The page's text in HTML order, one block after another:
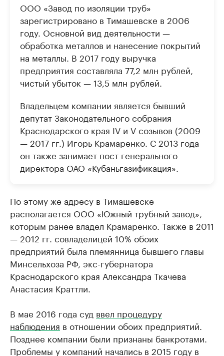
ООО «Завод по изоляции труб»
зарегистрировано в Тимашевске в 2006
году. Основной вид деятельности —
обработка металлов и нанесение покрытий
на металлы. В 2017 году выручка
предприятия составляла 77,2 млн рублей,
чистый убыток — 13,5 млн рублей.
Владельцем компании является бывший
депутат Законодательного собрания
Краснодарского края IV и V созывов (2009
— 2017 гг.) Игорь Крамаренко. С 2013 года
он также занимает пост генерального
директора ОАО «Кубаньгазификация».
По этому же адресу в Тимашевске
располагается ООО «Южный трубный завод»,
которым ранее владел Крамаренко. Также в 2011
— 2012 гг. совладелицей 10% обоих
предприятий была племянница бывшего главы
Минсельхоза РФ, экс-губернатора
Краснодарского края Александра Ткачева
Анастасия Краттли.
В мае 2016 года суд ввел процедуру
наблюдения в отношении обоих предприятий.
Позднее компании были признаны банкротами.
Проблемы у компаний начались в 2015 году в